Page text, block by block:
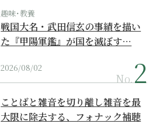
趣味･教養
戦国大名・武田信玄の事績を描い
た『甲陽軍鑑』が国を滅ぼす…
2026/08/02
No.
ことばと雑音を切り離し雑音を最
大限に除去する、フォナック補聴